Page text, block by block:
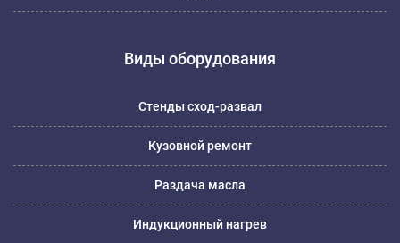
Виды оборудования
Стенды сход-развал
Кузовной ремонт
Раздача масла
Индукционный нагрев